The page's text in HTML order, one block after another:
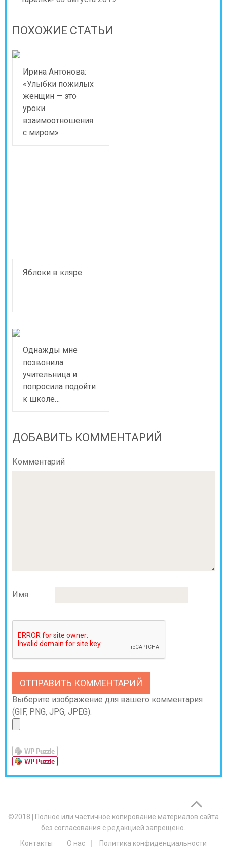
ПОХОЖИЕ СТАТЬИ
Ирина Антонова:
«Улыбки пожилых
женщин — это
уроки
взаимоотношения
с миром»
Яблоки в кляре
Однажды мне
позвонила
учительница и
попросила подойти
к школе…
ДОБАВИТЬ КОММЕНТАРИЙ
Комментарий
Имя
Выберите изображение для вашего комментария
(GIF, PNG, JPG, JPEG):
©2018
Полное или частичное копирование материалов сайта
без согласования с редакцией запрещено.
Контакты
О нас Политика конфиденциальности